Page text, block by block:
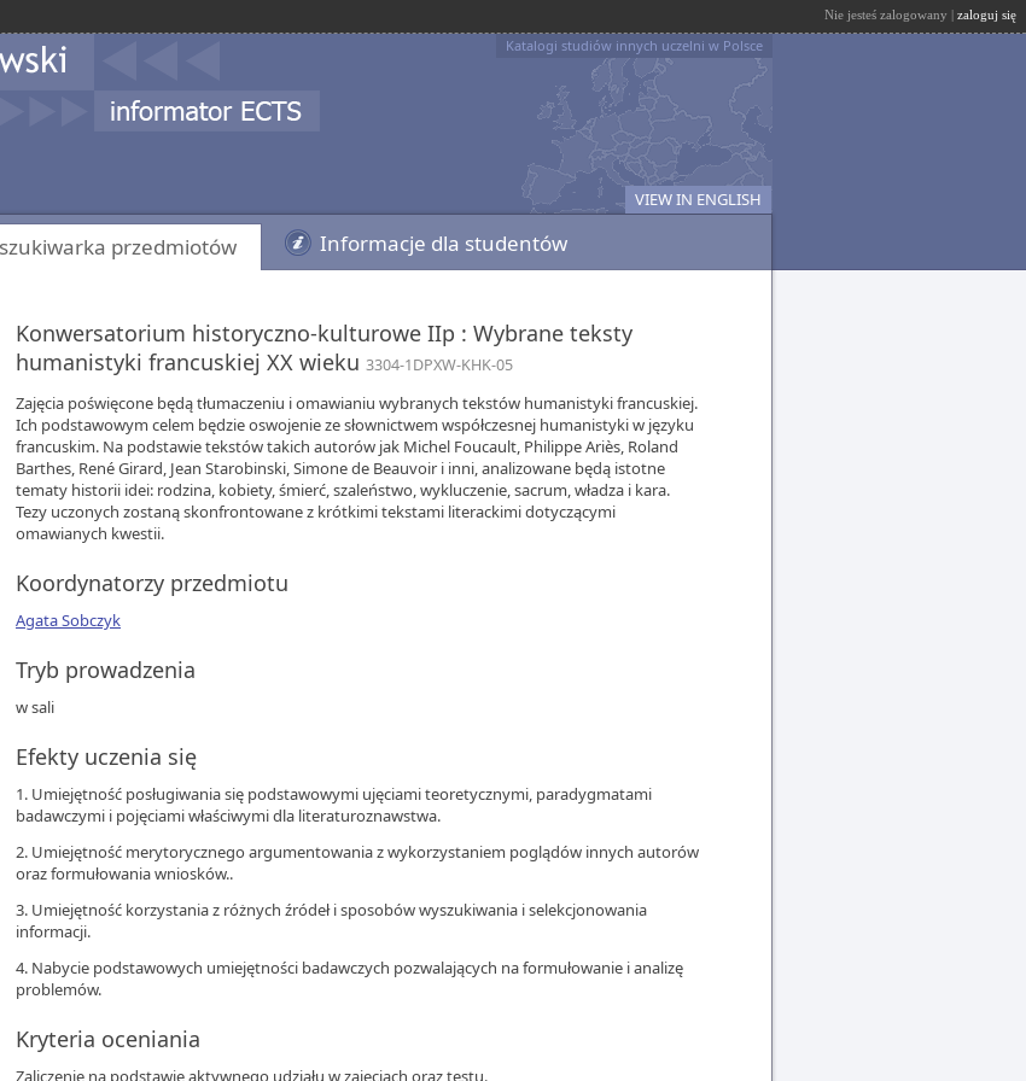
Nie jesteś zalogowany | zaloguj się
Katalogi studiów innych uczelni w Polsce
VIEW IN ENGLISH
przedmiotów Informacje dla studentów
Konwersatorium historyczno-kulturowe IIp : Wybrane teksty
humanistyki francuskiej XX wieku 3304-1DPXW-KHK-05
Zajęcia poświęcone będą tłumaczeniu i omawianiu wybranych tekstów humanistyki francuskiej.
Ich podstawowym celem będzie oswojenie ze słownictwem współczesnej humanistyki w języku
francuskim. Na podstawie tekstów takich autorów jak Michel Foucault, Philippe Ariès, Roland
Barthes, René Girard, Jean Starobinski, Simone de Beauvoir i inni, analizowane będą istotne
tematy historii idei: rodzina, kobiety, śmierć, szaleństwo, wykluczenie, sacrum, władza i kara.
Tezy uczonych zostaną skonfrontowane z krótkimi tekstami literackimi dotyczącymi
omawianych kwestii.
Koordynatorzy przedmiotu
Agata Sobczyk
Tryb prowadzenia
w sali
Efekty uczenia się
1. Umiejętność posługiwania się podstawowymi ujęciami teoretycznymi, paradygmatami
badawczymi i pojęciami właściwymi dla literaturoznawstwa.
2. Umiejętność merytorycznego argumentowania z wykorzystaniem poglądów innych autorów
oraz formułowania wniosków..
3. Umiejętność korzystania z różnych źródeł i sposobów wyszukiwania i selekcjonowania
informacji.
4. Nabycie podstawowych umiejętności badawczych pozwalających na formułowanie i analizę
problemów.
Kryteria oceniania
Zaliczenie na podstawie aktywnego udziału w zajęciach oraz testu.